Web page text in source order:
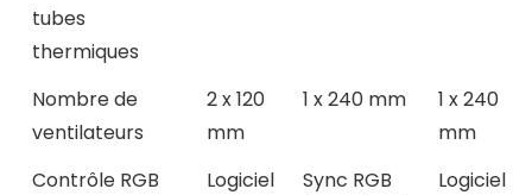
tubes
thermiques
Nombre de
ventilateurs
2 x 120
mm
1 x 240 mm
1 x 240
mm
Contrôle RGB
Logiciel
Sync RGB
Logiciel